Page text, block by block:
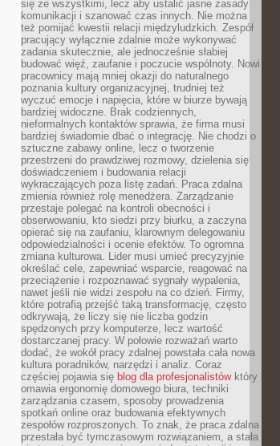
się ze wszystkimi, lecz aby ustalić jasne zasady
komunikacji i szanować czas innych. Nie można
też pomijać kwestii relacji międzyludzkich. Zespół
pracujący wyłącznie zdalnie może wykonywać
zadania skutecznie, ale jednocześnie słabiej
budować więź, zaufanie i poczucie wspólnoty. Nowi
pracownicy mają mniej okazji do naturalnego
poznania kultury organizacyjnej, trudniej też
wyczuć emocje i napięcia, które w biurze bywają
bardziej widoczne. Brak codziennych,
nieformalnych kontaktów sprawia, że firma musi
bardziej świadomie dbać o integrację. Nie chodzi o
sztuczne zabawy online, lecz o tworzenie
przestrzeni do prawdziwej rozmowy, dzielenia się
doświadczeniem i budowania relacji
wykraczających poza listę zadań. Praca zdalna
zmienia również rolę menedżera. Zarządzanie
przestaje polegać na kontroli obecności i
obserwowaniu, kto siedzi przy biurku, a zaczyna
opierać się na zaufaniu, klarownym delegowaniu
odpowiedzialności i ocenie efektów. To ogromna
zmiana kulturowa. Lider musi umieć precyzyjnie
określać cele, zapewniać wsparcie, reagować na
przeciążenie i rozpoznawać sygnały wypalenia,
nawet jeśli nie widzi zespołu na co dzień. Firmy,
które potrafią przejść taką transformację, często
odkrywają, że liczy się nie liczba godzin
spędzonych przy komputerze, lecz wartość
dostarczanej pracy. W połowie rozważań warto
dodać, że wokół pracy zdalnej powstała cała nowa
kultura poradników, narzędzi i analiz. Coraz
częściej pojawia się blog dla profesjonalistówktóry
omawia ergonomię domowego biura, techniki
zarządzania czasem, sposoby prowadzenia
spotkań online oraz budowania efektywnych
zespołów rozproszonych. To znak, że praca zdalna
przestała być tymczasowym rozwiązaniem, a stała